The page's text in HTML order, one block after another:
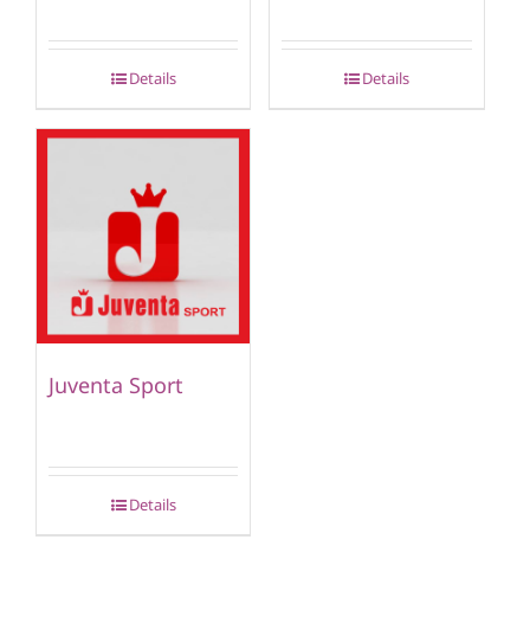
Details Details
Juventa Sport
Details